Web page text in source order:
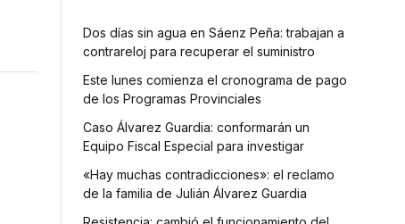
Dos días sin agua en Sáenz Peña: trabajan a
contrareloj para recuperar el suministro
Este lunes comienza el cronograma de pago
de los Programas Provinciales
Caso Álvarez Guardia: conformarán un
Equipo Fiscal Especial para investigar
«Hay muchas contradicciones»: el reclamo
de la familia de Julián Álvarez Guardia